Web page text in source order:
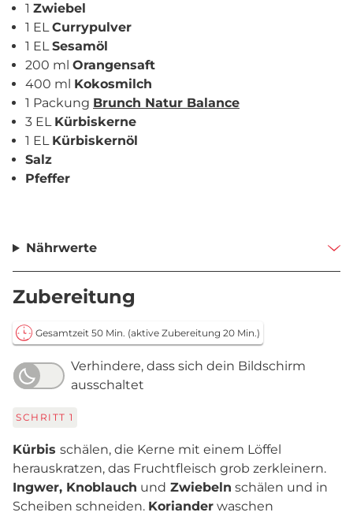
1 Zwiebel
1 ELCurrypulver
1 ELSesamöl
200 ml Orangensaft
400 ml Kokosmilch
1 Packung Brunch Natur Balance
3 EL Kürbiskerne
1 EL Kürbiskernöl
Salz
Pfeffer
Nährwerte
Zubereitung
Gesamtzeit 50 Min. (aktive Zubereitung 20 Min.)
Verhindere, dass sich dein Bildschirm
ausschaltet
SCHRITT 1
Kürbis schälen, die Kerne mit einem Löffel
herauskratzen, das Fruchtfleisch grob zerkleinern.
Ingwer, Knoblauch und Zwiebeln schälen und in
Scheiben schneiden. Koriander waschen